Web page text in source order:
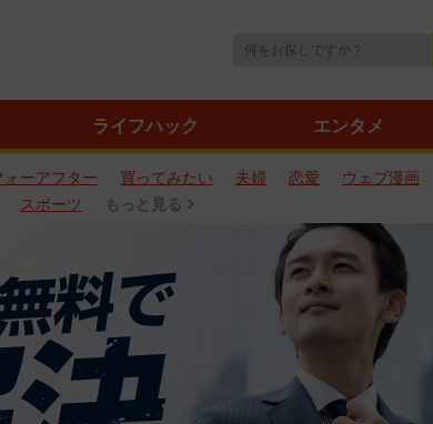
ライフハック エンタメ
ォーアフター 買ってみたい 夫婦 恋愛 ウェブ漫画
スポーツ もっと見る